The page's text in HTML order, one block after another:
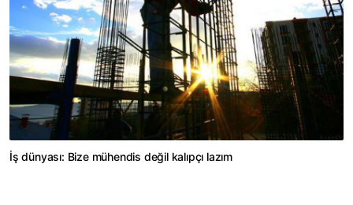
İş dünyası: Bize mühendis değil kalıpçı lazım